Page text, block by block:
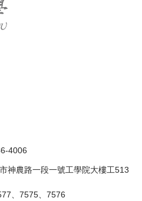
4006
神農路一段一號工學院大樓工513
、7575、7576